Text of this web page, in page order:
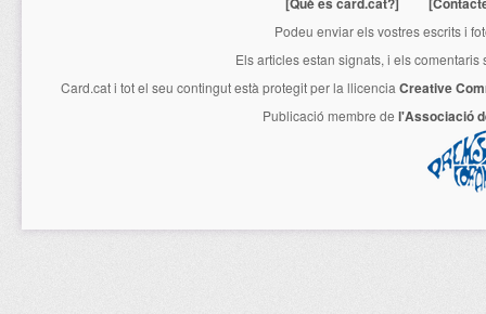
Podeu enviar els vostres escrits i
Els articles estan signats, i els
Card.cati tot el seu contingut està protegit per la llicencia Creative
Publicació membre de l'Associació